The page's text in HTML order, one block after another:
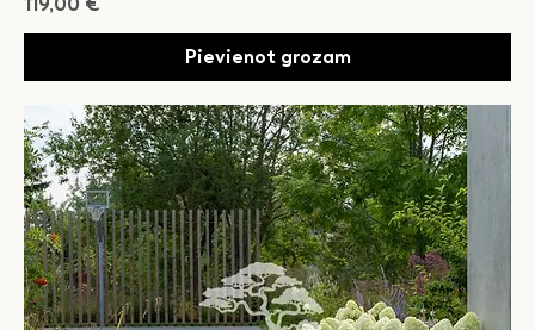
Pievienot grozam